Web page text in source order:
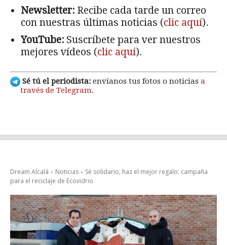
Newsletter: Recibe cada tarde un correo
con nuestras últimas noticias (clic aquí).
YouTube: Suscríbete para ver nuestros
mejores vídeos (clic aquí).
Sé tú el periodista: envíanos tus fotos o noticias a
través de Telegram.